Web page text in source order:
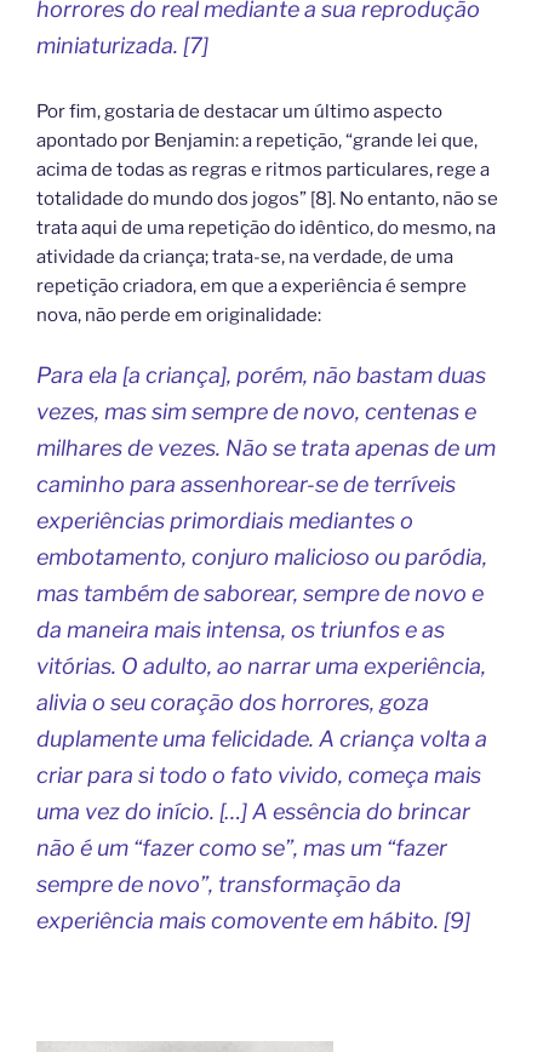
horrores do real mediante a sua reprodução
miniaturizada. [7]
Por fim, gostaria de destacar um último aspecto
apontado por Benjamin: a repetição, “grande lei que,
acima de todas as regras e ritmos particulares, rege a
totalidade do mundo dos jogos” [8]. No entanto, não se
trata aqui de uma repetição do idêntico, do mesmo, na
atividade da criança; trata-se, na verdade, de uma
repetição criadora, em que a experiência é sempre
nova, não perde em originalidade:
Para ela [a criança], porém, não bastam duas
vezes, mas sim sempre de novo, centenas e
milhares de vezes. Não se trata apenas de um
caminho para assenhorear-se de terríveis
experiências primordiais mediantes o
embotamento, conjuro malicioso ou paródia,
mas também de saborear, sempre de novo e
da maneira mais intensa, os triunfos e as
vitórias. O adulto, ao narrar uma experiência,
alivia o seu coração dos horrores, goza
duplamente uma felicidade. A criança volta a
criar para si todo o fato vivido, começa mais
uma vez do início. […] A essência do brincar
não é um “fazer como se”, mas um “fazer
sempre de novo”, transformação da
experiência mais comovente em hábito. [9]